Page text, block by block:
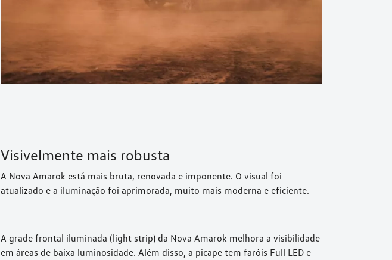
Visivelmente mais robusta
A Nova Amarok está mais bruta, renovada e imponente. O visual foi
atualizado e a iluminação foi aprimorada, muito mais moderna e eficiente.
A grade frontal iluminada (light strip) da Nova Amarok melhora a visibilidade
em áreas de baixa luminosidade. Além disso, a picape tem faróis Full LED e